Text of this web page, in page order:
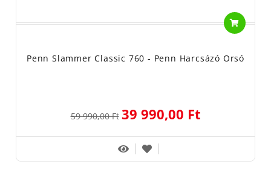
Penn Slammer Classic 760 - Penn Harcsázó Orsó
59 990,00 Ft 39 990,00 Ft